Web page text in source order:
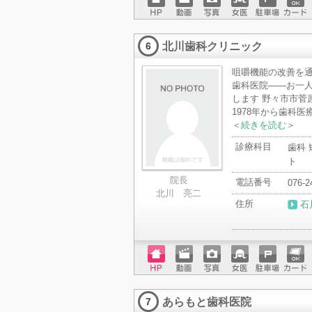
ホーム
ページ
動画 写真 女医 駐車場クレジ
ットカ
6 北川歯科クリニック
院長
北川 亮二
咀嚼機能の改善を
歯科医院――お一人
します 野々市市菅
1978年から歯科医
＜ 続きを読む ＞
診療科目
歯科
ト
電話番号
076-
住所
石
ホーム
ページ
動画 写真 女医 駐車場クレジ
ットカ
7 あらもと歯科医院